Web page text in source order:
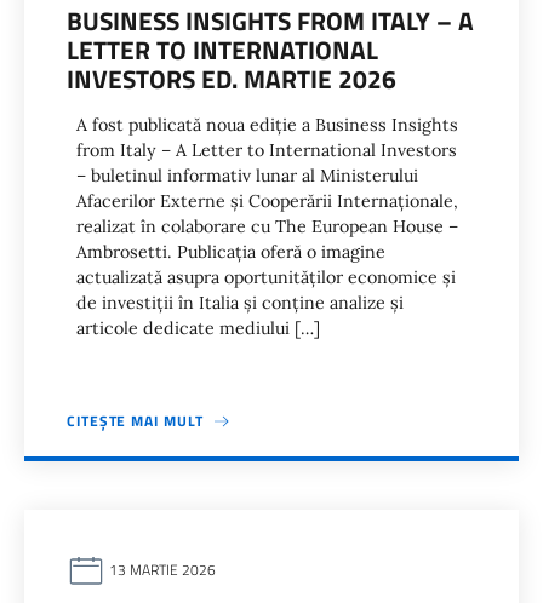
BUSINESS INSIGHTS FROM ITALY – A
LETTER TO INTERNATIONAL
INVESTORS ED. MARTIE 2026
A fost publicată noua ediție a Business Insights
from Italy – A Letter to International Investors
– buletinul informativ lunar al Ministerului
Afacerilor Externe și Cooperării Internaționale,
realizat în colaborare cu The European House –
Ambrosetti. Publicația oferă o imagine
actualizată asupra oportunităților economice și
de investiții în Italia și conține analize și
articole dedicate mediului […]
CITEȘTE MAI MULT
13 MARTIE 2026